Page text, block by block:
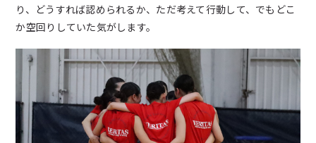
り、どうすれば認められるか、ただ考えて行動して、でもどこ
か空回りしていた気がします。